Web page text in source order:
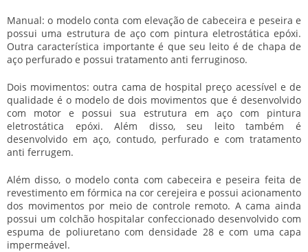
Manual: o modelo conta com elevação de cabeceira e peseira e
possui uma estrutura de aço com pintura eletrostática epóxi.
Outra característica importante é que seu leito é de chapa de
aço perfurado e possui tratamento anti ferruginoso.
Dois movimentos: outra cama de hospital preço acessível e de
qualidade é o modelo de dois movimentos que é desenvolvido
com motor e possui sua estrutura em aço com pintura
eletrostática epóxi. Além disso, seu leito também é
desenvolvido em aço, contudo, perfurado e com tratamento
anti ferrugem.
Além disso, o modelo conta com cabeceira e peseira feita de
revestimento em fórmica na cor cerejeira e possui acionamento
dos movimentos por meio de controle remoto. A cama ainda
possui um colchão hospitalar confeccionado desenvolvido com
espuma de poliuretano com densidade 28 e com uma capa
impermeável.